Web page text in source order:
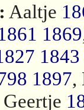
Aaltje
1869
1843
1897,
Geertje